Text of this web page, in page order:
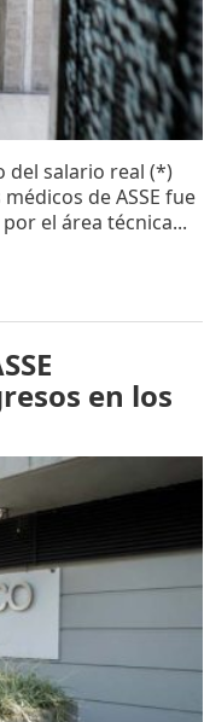
del salario real (*)
de ASSE fue
el área técnica...
en los